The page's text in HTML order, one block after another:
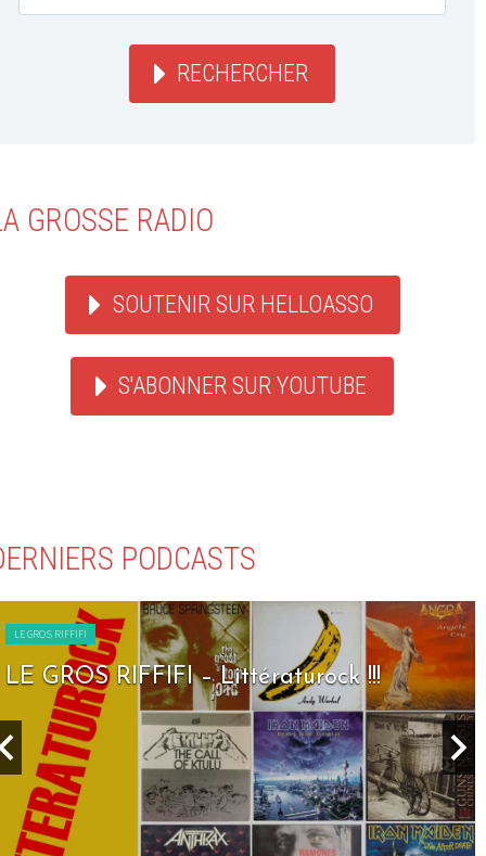
RECHERCHER
GROSSE RADIO
SOUTENIR SUR HELLOASSO
S'ABONNER SUR YOUTUBE
PODCASTS
LE GROS RIFFIFI
LE GROS RIFFIFI – Littératurock !!!